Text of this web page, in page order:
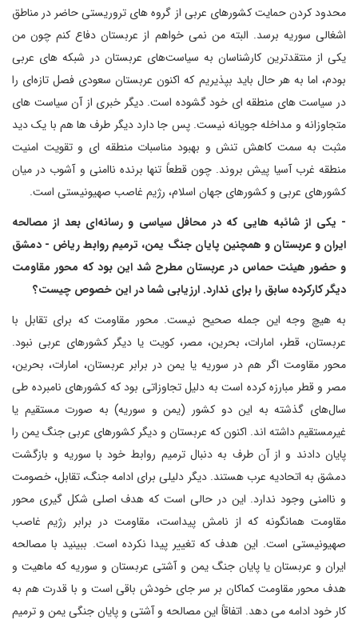
محدود کردن حمایت کشورهای عربی از گروه های تروریستی حاضر در مناطق
اشغالی سوریه برسد. البته من نمی خواهم از عربستان دفاع کنم چون من
یکی از منتقدترین کارشناسان به سیاست‌های عربستان در شبکه های عربی
بودم، اما به هر حال باید بپذیریم که اکنون عربستان سعودی فصل تازه‌ای را
در سیاست های منطقه ای خود گشوده است. دیگر خبری از آن سیاست های
متجاوزانه و مداخله جویانه نیست. پس جا دارد دیگر طرف ها هم با یک دید
مثبت به سمت کاهش تنش و بهبود مناسبات منطقه ای و تقویت امنیت
منطقه غرب آسیا پیش بروند. چون قطعاً تنها برنده ناامنی و آشوب در میان
کشورهای عربی و کشورهای جهان اسلام، رژیم غاصب صهیونیستی است.
- یکی از شائبه هایی که در محافل سیاسی و رسانه‌ای بعد از مصالحه
ایران و عربستان و همچنین پایان جنگ یمن، ترمیم روابط ریاض - دمشق
و حضور هیئت حماس در عربستان مطرح شد این بود که محور مقاومت
دیگر کارکرده سابق را برای ندارد. ارزیابی شما در این خصوص چیست؟
به هیچ وجه این جمله صحیح نیست. محور مقاومت که برای تقابل با
عربستان، قطر، امارات، بحرین، مصر، کویت یا دیگر کشورهای عربی نبود.
محور مقاومت اگر هم در سوریه یا یمن در برابر عربستان، امارات، بحرین،
مصر و قطر مبارزه کرده است به دلیل تجاوزاتی بود که کشورهای نامبرده طی
سال‌های گذشته به این دو کشور (یمن و سوریه) به صورت مستقیم یا
غیرمستقیم داشته اند. اکنون که عربستان و دیگر کشورهای عربی جنگ یمن را
پایان دادند و از آن طرف به دنبال ترمیم روابط خود با سوریه و بازگشت
دمشق به اتحادیه عرب هستند. دیگر دلیلی برای ادامه جنگ، تقابل، خصومت
و ناامنی وجود ندارد. این در حالی است که هدف اصلی شکل گیری محور
مقاومت همانگونه که از نامش پیداست، مقاومت در برابر رژیم غاصب
صهیونیستی است. این هدف که تغییر پیدا نکرده است. ببینید با مصالحه
ایران و عربستان یا پایان جنگ یمن و آشتی عربستان و سوریه که ماهیت و
هدف محور مقاومت کماکان بر سر جای خودش باقی است و با قدرت هم به
کار خود ادامه می دهد. اتفاقاً این مصالحه و آشتی و پایان جنگی یمن و ترمیم